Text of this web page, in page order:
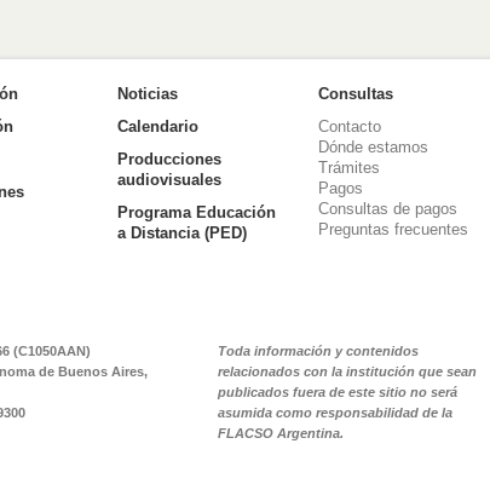
Noticias
Calendario
Producciones
audiovisuales
Programa Educación
a Distancia (PED)
Consultas
Contacto
Dónde estamos
Trámites
Pagos
Consultas de pagos
Preguntas frecuentes
(C1050AAN)
de Buenos Aires,
Toda información y contenidos
relacionados con la institución que sean
publicados fuera de este sitio no será
asumida como responsabilidad de la
FLACSO Argentina.